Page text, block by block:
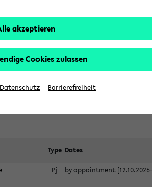
Type Dates
Pj by appointment
akzeptieren
Cookies zulassen
Datenschutz Barrierefreiheit